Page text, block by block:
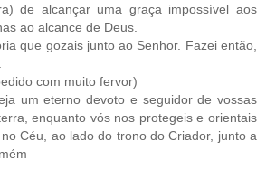
de alcançar uma graça impossível aos
ao alcance de Deus.
que gozais junto ao Senhor. Fazei então,
com muito fervor)
um eterno devoto e seguidor de vossas
enquanto vós nos protegeis e orientais
Céu, ao lado do trono do Criador, junto a